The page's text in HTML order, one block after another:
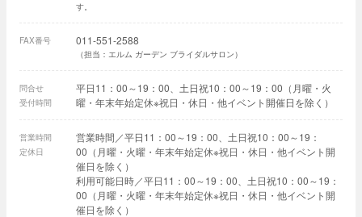
す。
FAX番号 011-551-2588
（担当：エルム ガーデン ブライダルサロン）
問合せ
受付時間
平日11：00～19：00、土日祝10：00～19：00（月曜・火
曜・年末年始定休※祝日・休日・他イベント開催日を除く）
営業時間
定休日
営業時間／平日11：00～19：00、土日祝10：00～19：
00（月曜・火曜・年末年始定休※祝日・休日・他イベント開
催日を除く）
利用可能日時／平日11：00～19：00、土日祝10：00～19：
00（月曜・火曜・年末年始定休※祝日・休日・他イベント開
催日を除く）